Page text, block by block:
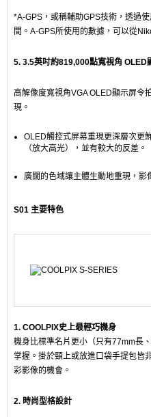
*A-GPS，或稱輔助GPS技術，透過
間。A-GPS所使用的數據，可以從
5. 3.5英吋約819,000點寬視角 OLED
高解像度寬視角VGA OLED顯示屏令
現。
OLED觸控式屏幕重現更深層次更
（放大高光），並有較大的反差。
廣闊的色域讓主體生動地重現，影
S01 主要特色
1. COOLPIX史上最輕巧機身
機身比標準名片更小（只有77mm長
掌握。掛於頸上或放進口袋手提包皆
彩影像的機會。
2. 時尚型格設計